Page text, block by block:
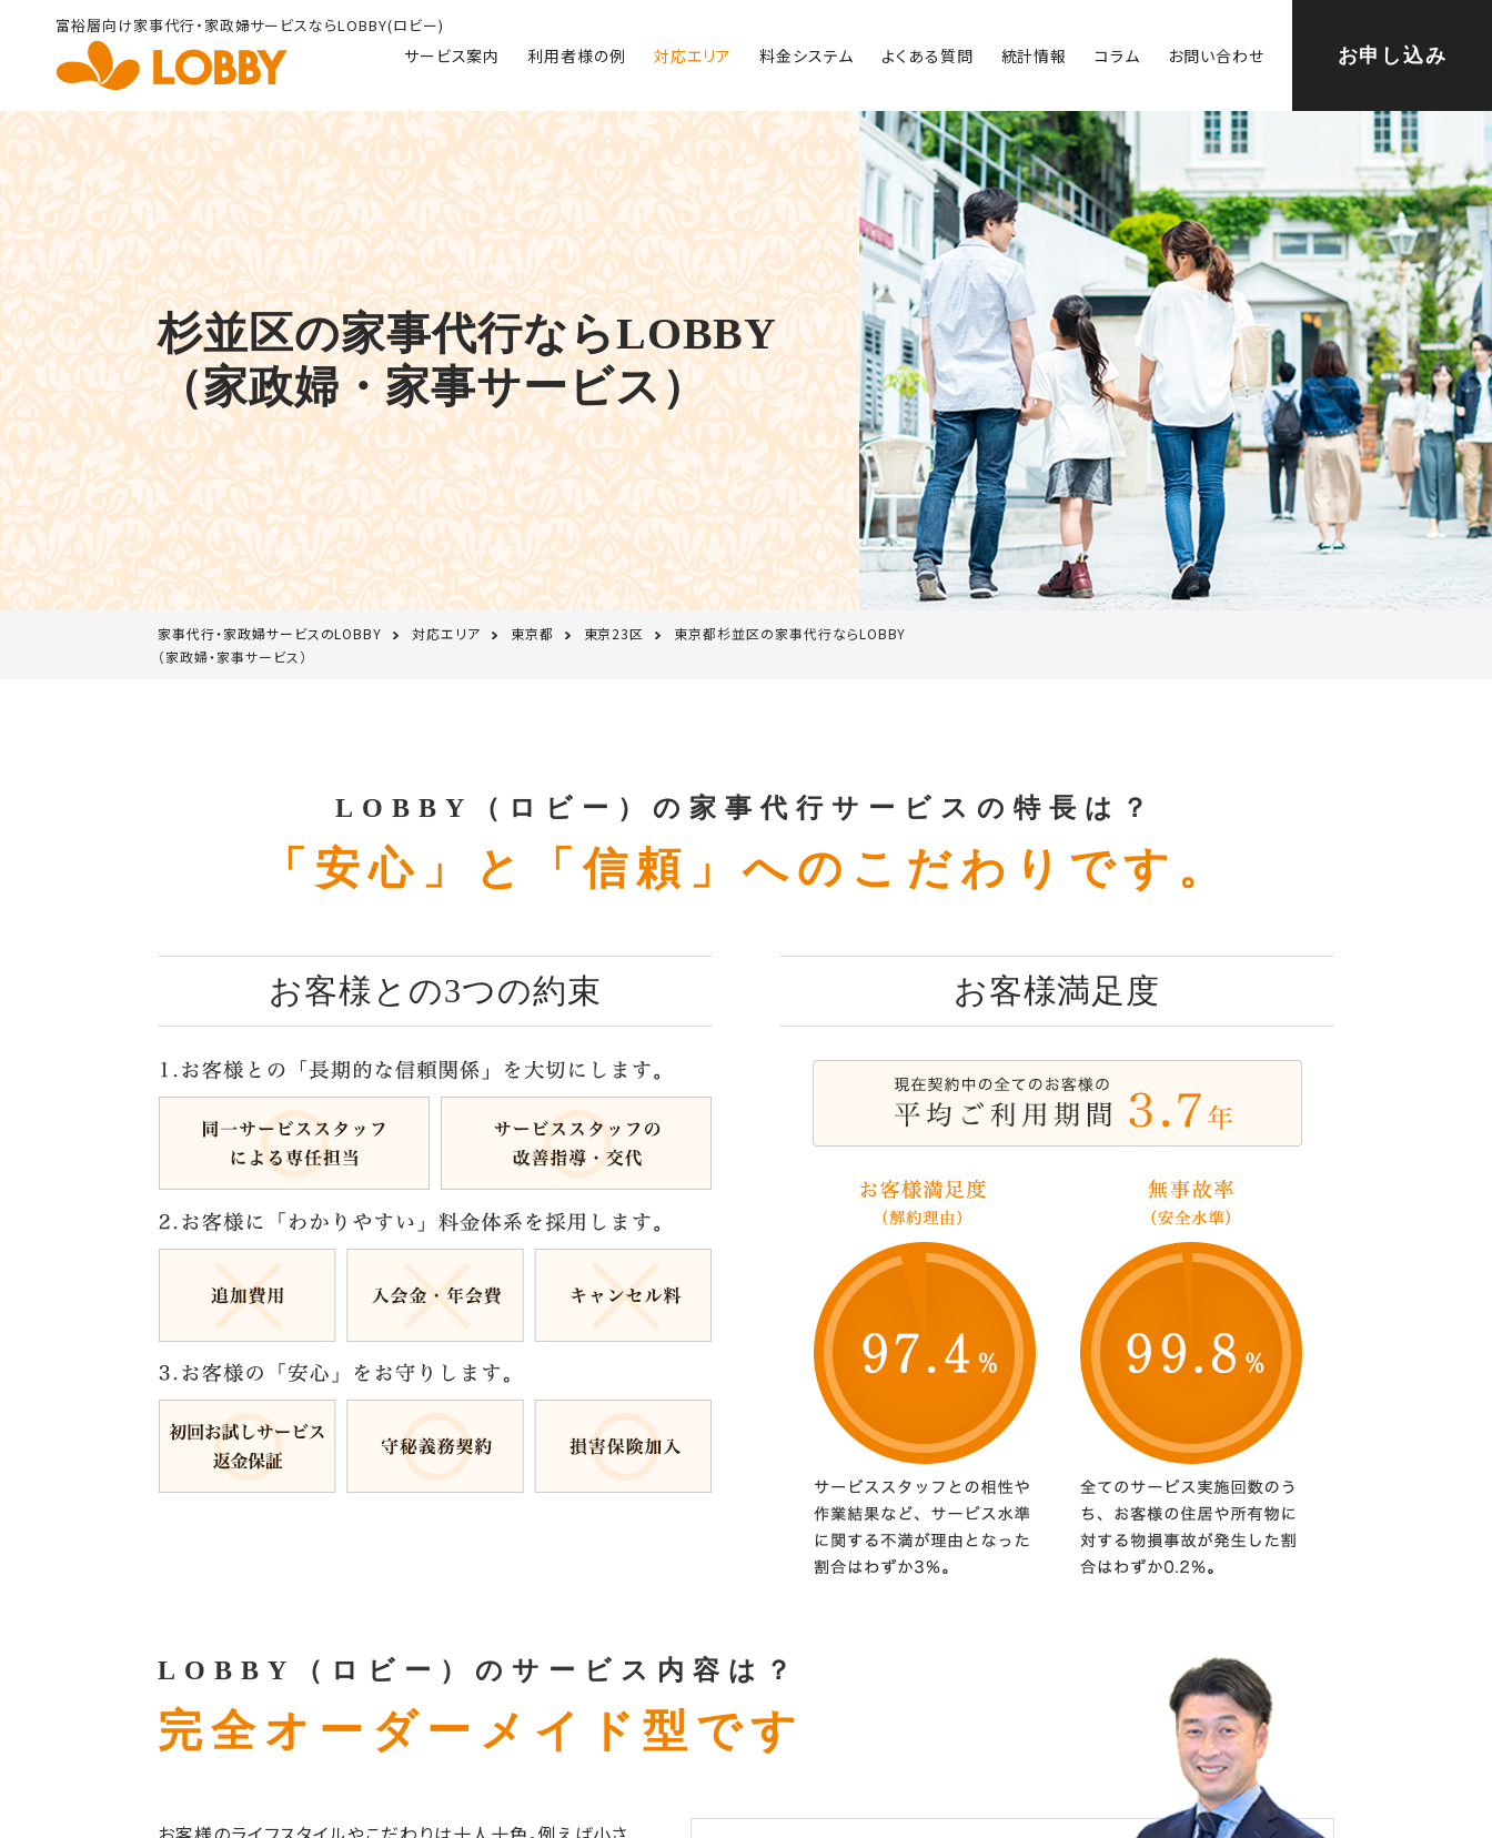
富裕層向け家事代行・家政婦サービスならLOBBY(ロビー)
サービス案内 利用者様の例 対応エリア 料金システム よくある質問 統計情報 コラム お問い合わせ お申し込み
杉並区の家事代行ならLOBBY
（家政婦・家事サービス）
家事代行・家政婦サービスのLOBBY 対応エリア 東京都 東京23区
東京都杉並区の家事代行ならLOBBY
（家政婦・家事サービス）
LOBBY（ロビー）の家事代行サービスの特長は？
「安心」と「信頼」へのこだわりです。
お客様との3つの約束 お客様満足度
LOBBY（ロビー）のサービス内容は？
完全オーダーメイド型です